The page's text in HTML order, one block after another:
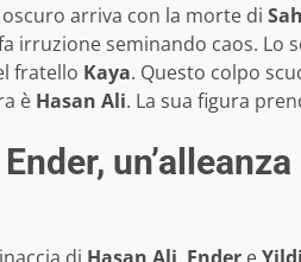
arriva con la morte di
irruzione seminando caos. Lo
fratello Kaya. Questo colpo
è Hasan Ali. La sua figura